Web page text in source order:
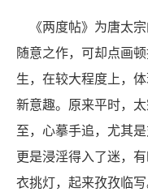
《两度帖》为唐太宗
随意之作，可却点画
生，在较大程度上，
新意趣。原来平时，
至，心摹手追，尤其
更是浸淫得入了迷，
衣挑灯，起来孜孜临